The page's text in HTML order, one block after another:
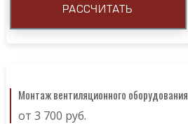
РАССЧИТАТЬ
Монтаж вентиляционного оборудования
от 3 700 руб.